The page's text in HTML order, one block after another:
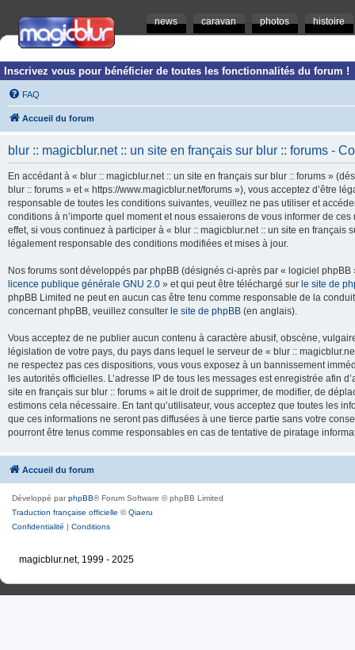
news caravan photos histoire
Inscrivez vous pour bénéficier de toutes les fonctionnalités du forum !
FAQ
Accueil du forum
blur :: magicblur.net :: un site en français sur blur :: forums -
En accédant à « blur :: magicblur.net :: un site en français sur blur :: forums »
blur :: forums » et « https://www.magicblur.net/forums »), vous acceptez d’être
responsable de toutes les conditions suivantes, veuillez ne pas utiliser et
conditions à n’importe quel moment et nous essaierons de vous informer de
effet, si vous continuez à participer à « blur :: magicblur.net :: un site en
légalement responsable des conditions modifiées et mises à jour.
Nos forums sont développés par phpBB (désignés ci-après par « logiciel
licence publique générale GNU 2.0 » et qui peut être téléchargé sur le site de
phpBB Limited ne peut en aucun cas être tenu comme responsable de la
concernant phpBB, veuillez consulter le site de phpBB (en anglais).
Vous acceptez de ne publier aucun contenu à caractère abusif, obscène,
législation de votre pays, du pays dans lequel le serveur de « blur ::
ne respectez pas ces dispositions, vous vous exposez à un bannissement
les autorités officielles. L’adresse IP de tous les messages est enregistrée afin
site en français sur blur :: forums » ait le droit de supprimer, de modifier, de
estimons cela nécessaire. En tant qu’utilisateur, vous acceptez que toutes les
que ces informations ne seront pas diffusées à une tierce partie sans votre
pourront être tenus comme responsables en cas de tentative de piratage
Accueil du forum
Développé parphpBB® Forum Software © phpBB Limited
Traduction française officielle ©Qiaeru
Confidentialité | Conditions
magicblur.net, 1999 - 2025